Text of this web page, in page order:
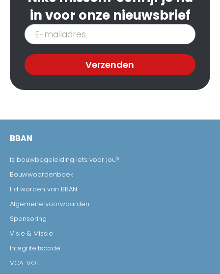
in voor onze nieuwsbrief
Inschrijven
nieuwsbrief
Verzenden
BBAN
Is bouwbegeleiding iets voor jou?
Bouwwoordenboek
Lid worden van BBAN
Algemene voorwaarden
Sponsoring
Visie & Missie
Integriteitscode
VCA-VOL